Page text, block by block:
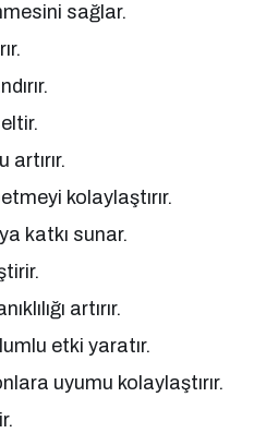
sağlar.
kolaylaştırır.
katkı sunar.
artırır.
etki yaratır.
uyumu kolaylaştırır.